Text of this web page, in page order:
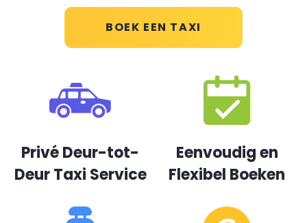
BOEK EEN TAXI
Privé Deur-tot-
Deur Taxi Service
Eenvoudig en
Flexibel Boeken